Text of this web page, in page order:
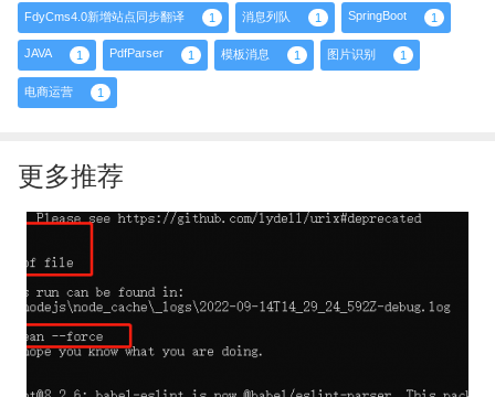
FdyCms4.0新增站点同步翻译 1 消息列队 1 SpringBoot 1
JAVA 1 PdfParser 1 模板消息 1 图片识别 1
电商运营 1
更多推荐